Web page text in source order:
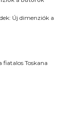
Új dimenziók a
fiatalos Toskana